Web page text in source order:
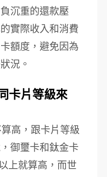
沉重的還款壓
實際收入和消費
額度，避免因為
況。
卡片等級來
高，跟卡片等級
御璽卡和鈦金卡
上就算高，而世